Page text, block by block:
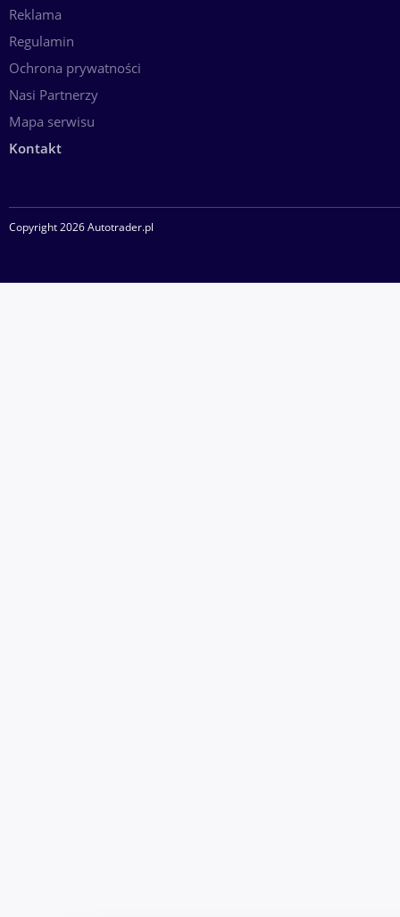
Reklama
Regulamin
Ochrona prywatności
Nasi Partnerzy
Mapa serwisu
Kontakt
Copyright 2026 Autotrader.pl